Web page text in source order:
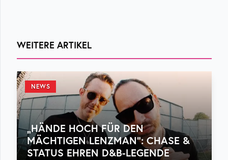
WEITERE ARTIKEL
NEWS
„HÄNDE HOCH FÜR DEN
MÄCHTIGEN LENZMAN“: CHASE &
STATUS EHREN D&B-LEGENDE